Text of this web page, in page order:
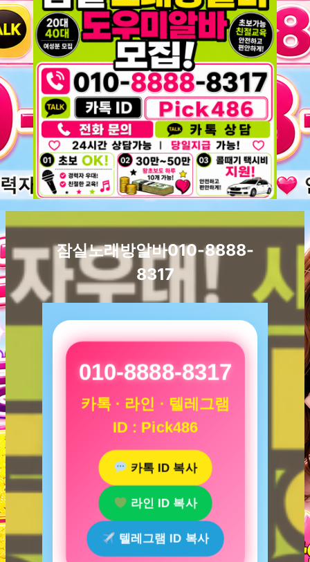
잠실노래방알바010-8888-
8317
010-8888-8317
카톡 · 라인 · 텔레그램
ID : Pick486
카톡 ID 복사
라인 ID 복사
텔레그램 ID 복사